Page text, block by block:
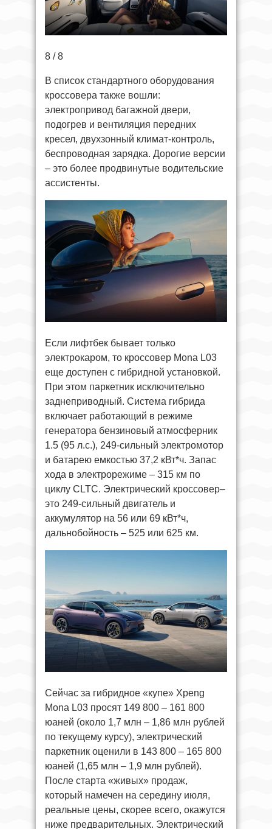
8 / 8
В список стандартного оборудования
кроссовера также вошли:
электропривод багажной двери,
подогрев и вентиляция передних
кресел, двухзонный климат-контроль,
беспроводная зарядка. Дорогие версии
– это более продвинутые водительские
ассистенты.
Если лифтбек бывает только
электрокаром, то кроссовер Mona L03
еще доступен с гибридной установкой.
При этом паркетник исключительно
заднеприводный. Система гибрида
включает работающий в режиме
генератора бензиновый атмосферник
1.5 (95 л.с.), 249-сильный электромотор
и батарею емкостью 37,2 кВт*ч. Запас
хода в электрорежиме – 315 км по
циклу CLTC. Электрический кроссовер–
это 249-сильный двигатель и
аккумулятор на 56 или 69 кВт*ч,
дальнобойность – 525 или 625 км.
Сейчас за гибридное «купе» Xpeng
Mona L03 просят 149 800 – 161 800
юаней (около 1,7 млн – 1,86 млн рублей
по текущему курсу), электрический
паркетник оценили в 143 800 – 165 800
юаней (1,65 млн – 1,9 млн рублей).
После старта «живых» продаж,
который намечен на середину июля,
реальные цены, скорее всего, окажутся
ниже предварительных. Электрический